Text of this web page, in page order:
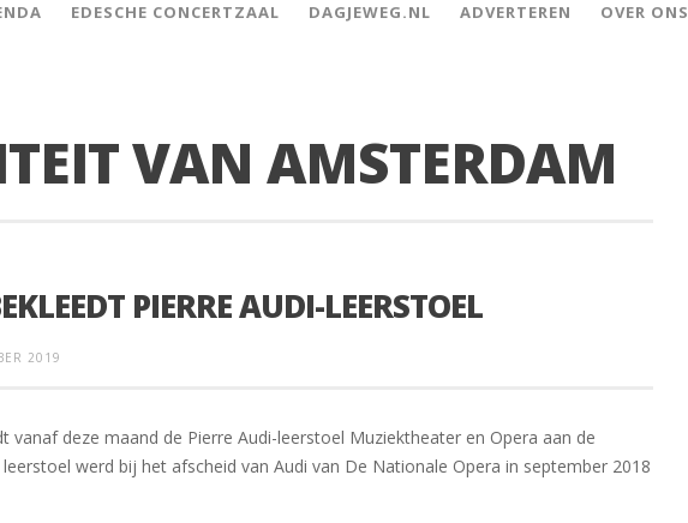
EDESCHE CONCERTZAAL DAGJEWEG.NL ADVERTEREN OVER ONS
VAN AMSTERDAM
PIERRE AUDI-LEERSTOEL
2019
vanaf deze maand de Pierre Audi-leerstoel Muziektheater en Opera aan de
werd bij het afscheid van Audi van De Nationale Opera in september 2018